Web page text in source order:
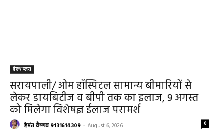
हेल्थ प्लस
सरायपाली/ ओम हॉस्पिटल सामान्य बीमारियों से
लेकर डायबिटीज व बीपी तक का इलाज, 9 अगस्त
को मिलेगा विशेषज्ञ ईलाज परामर्श
हेमंत वैष्णव 9131614309 - August 6, 2026 0